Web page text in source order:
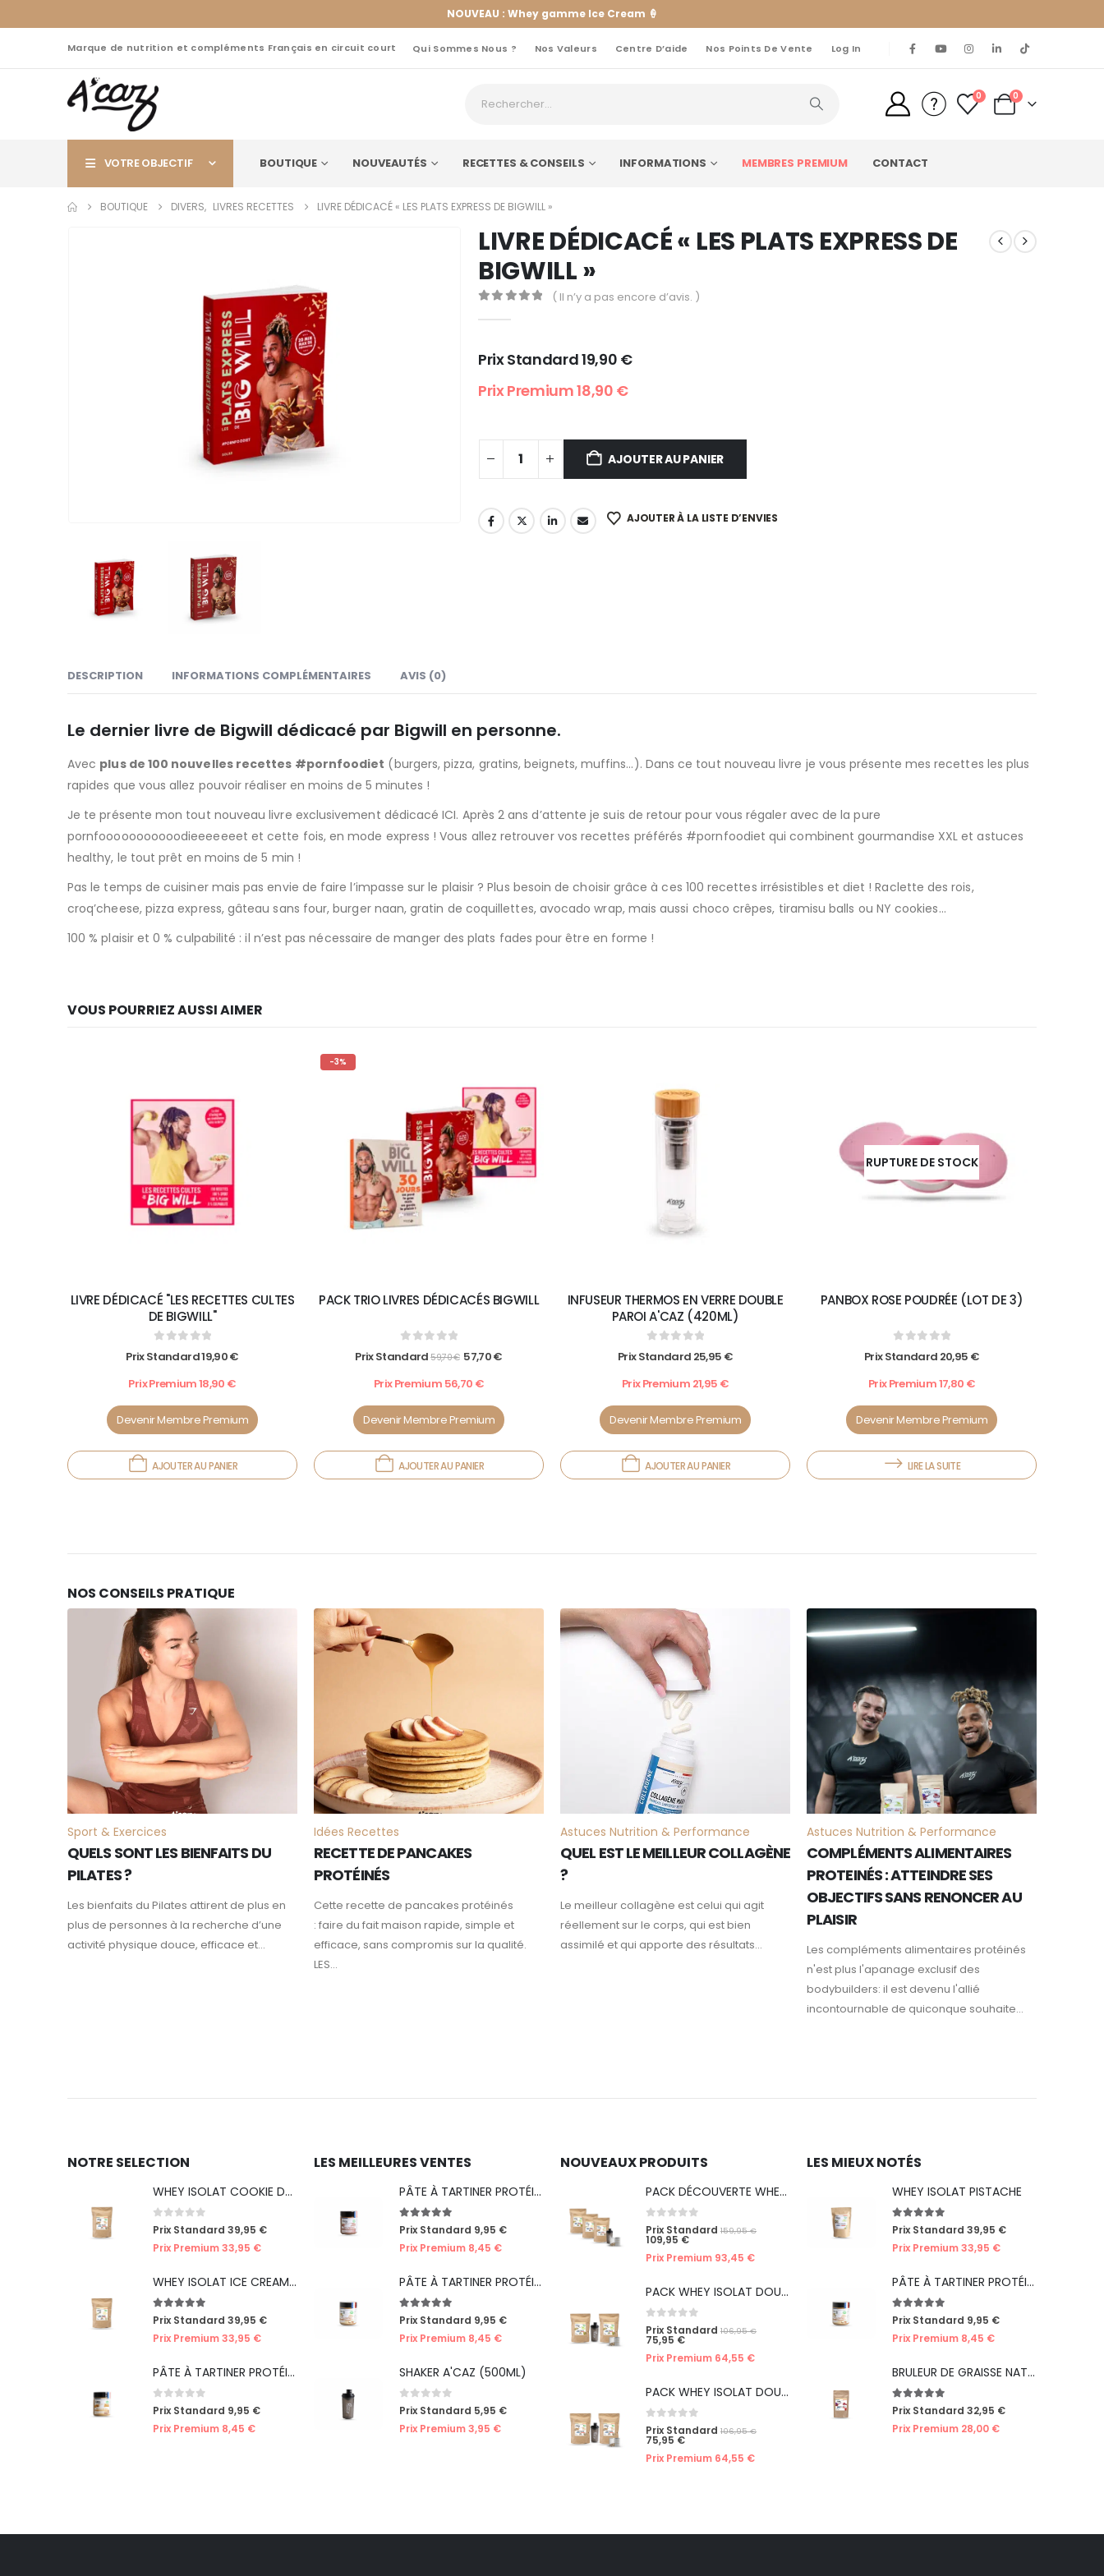
NOUVEAU : Whey gamme Ice Cream 🍦
Marque de nutrition et compléments Français en circuit court Qui Sommes Nous ? Nos Valeurs Centre D’aide Nos Points De Vente Log In
0 0
VOTRE OBJECTIF BOUTIQUE NOUVEAUTÉS RECETTES & CONSEILS INFORMATIONS MEMBRES PREMIUM CONTACT
BOUTIQUE DIVERS, LIVRES RECETTES LIVRE DÉDICACÉ « LES PLATS EXPRESS DE BIGWILL »
LIVRE DÉDICACÉ « LES PLATS EXPRESS DE
BIGWILL »
( Il n’y a pas encore d’avis. )
Prix Standard19,90 €
Prix Premium18,90 €
AJOUTER AU PANIER
AJOUTER À LA LISTE D’ENVIES
DESCRIPTION INFORMATIONS COMPLÉMENTAIRES AVIS (0)
Le dernier livre de Bigwill dédicacé par Bigwill en personne.
Avec plus de 100 nouvelles recettes #pornfoodiet (burgers, pizza, gratins, beignets, muffins…). Dans ce tout nouveau livre je vous présente mes recettes les plus
rapides que vous allez pouvoir réaliser en moins de 5 minutes !
Je te présente mon tout nouveau livre exclusivement dédicacé ICI. Après 2 ans d’attente je suis de retour pour vous régaler avec de la pure
pornfooooooooooodieeeeeeet et cette fois, en mode express ! Vous allez retrouver vos recettes préférés #pornfoodiet qui combinent gourmandise XXL et astuces
healthy, le tout prêt en moins de 5 min !
Pas le temps de cuisiner mais pas envie de faire l’impasse sur le plaisir ? Plus besoin de choisir grâce à ces 100 recettes irrésistibles et diet ! Raclette des rois,
croq’cheese, pizza express, gâteau sans four, burger naan, gratin de coquillettes, avocado wrap, mais aussi choco crêpes, tiramisu balls ou NY cookies…
100 % plaisir et 0 % culpabilité : il n’est pas nécessaire de manger des plats fades pour être en forme !
VOUS POURRIEZ AUSSI AIMER
LIVRE DÉDICACÉ "LES RECETTES CULTES
DE BIGWILL"
Prix Standard19,90€
Prix Premium18,90 €
Devenir Membre Premium
AJOUTER AU PANIER
-3%
PACK TRIO LIVRES DÉDICACÉS BIGWILL
Prix Standard59,70€ 57,70€
Prix Premium 56,70 €
Devenir Membre Premium
AJOUTER AU PANIER
INFUSEUR THERMOS EN VERRE DOUBLE
PAROI A'CAZ (420ML)
Prix Standard 25,95 €
Prix Premium 21,95 €
Devenir Membre Premium
AJOUTER AU PANIER
RUPTURE DE STOCK
PANBOX ROSE POUDRÉE (LOT DE 3)
Prix Standard 20,95 €
Prix Premium17,80 €
Devenir Membre Premium
LIRE LA SUITE
NOS CONSEILS PRATIQUE
Sport & Exercices
QUELS SONT LES BIENFAITS DU
PILATES ?
Les bienfaits du Pilates attirent de plus en
plus de personnes à la recherche d’une
activité physique douce, efficace et...
10
FÉV
Idées Recettes
RECETTE DE PANCAKES
PROTÉINÉS
Cette recette de pancakes protéinés
: faire du fait maison rapide, simple et
efficace, sans compromis sur la qualité.
LES...
10
Astuces Nutrition & Performance
QUEL EST LE MEILLEUR COLLAGÈNE
?
Le meilleur collagène est celui qui agit
réellement sur le corps, qui est bien
assimilé et qui apporte des résultats...
22
JAN
Astuces Nutrition & Performance
COMPLÉMENTS ALIMENTAIRES
PROTEINÉS : ATTEINDRE SES
OBJECTIFS SANS RENONCER AU
PLAISIR
Les compléments alimentaires protéinés
n'est plus l'apanage exclusif des
bodybuilders: il est devenu l'allié
incontournable de quiconque souhaite...
NOTRE SELECTION
WHEY ISOLAT COOKIE DOUGH (EDITION LIMITÉE ICE CREAM)
0 out of 5
Prix Standard 39,95 €
Prix Premium33,95 €
WHEY ISOLAT ICE CREAM VANILLE (EDITION LIMITÉE ICE CREAM)
5.00out of 5
Prix Standard 39,95 €
Prix Premium33,95 €
PÂTE À TARTINER PROTÉINÉE CRUNCHY SPECULOOS
0 out of 5
Prix Standard 9,95 €
Prix Premium 8,45 €
LES MEILLEURES VENTES
PÂTE À TARTINER PROTÉINÉE CHOCO'NOISETTES
5.00out of 5
Prix Standard 9,95 €
Prix Premium 8,45 €
PÂTE À TARTINER PROTÉINÉE CRÈME DE NOISETTES
5.00out of 5
Prix Standard 9,95 €
Prix Premium 8,45 €
SHAKER A'CAZ (500ML)
0 out of 5
Prix Standard 5,95 €
Prix Premium3,95 €
NOUVEAUX PRODUITS
PACK DÉCOUVERTE WHEY ICE CREAM (ÉDITION LIMITÉE)
0 out of 5
Prix Standard 159,95€
109,95 €
Prix Premium 93,45 €
PACK WHEY ISOLAT DOUBLE PISTACHE CHOCO' (ÉDITION LIMITÉE ICE CREAM)
0 out of 5
Prix Standard 106,95€
75,95 €
Prix Premium 64,55 €
PACK WHEY ISOLAT DOUBLE COOKIE DOUGH (ÉDITION LIMITÉE ICE CREAM)
0 out of 5
Prix Standard 106,95€
75,95 €
Prix Premium 64,55 €
LES MIEUX NOTÉS
WHEY ISOLAT PISTACHE
5.00out of 5
Prix Standard 39,95 €
Prix Premium33,95 €
PÂTE À TARTINER PROTÉINÉE CRÈME DE NOISETTES
5.00out of 5
Prix Standard 9,95 €
Prix Premium 8,45 €
BRULEUR DE GRAISSE NATUREL DE NUIT : CERISE
5.00out of 5
Prix Standard 32,95 €
Prix Premium 28,00 €